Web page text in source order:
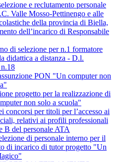
e reclutamento personale
Valle Mosso-Pettinengo e alle
della provincia di Biella,
dell’incarico di Responsabile
di selezione per n.1 formatore
didattica a distanza - D.l.
PON "Un computer non
progetto per la realizzazione di
non solo a scuola"
concorsi per titoli per l’accesso ai
relativi ai profili professionali
B del personale ATA
di personale interno per il
di incarico di tutor progetto "Un